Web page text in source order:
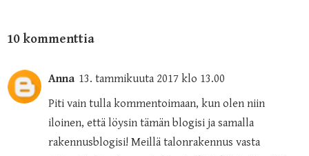
10 kommenttia
Anna 13. tammikuuta 2017 klo 13.00
Piti vain tulla kommentoimaan, kun olen niin
iloinen, että löysin tämän blogisi ja samalla
rakennusblogisi! Meillä talonrakennus vasta